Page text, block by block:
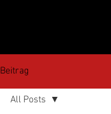
Beitrag
All Posts